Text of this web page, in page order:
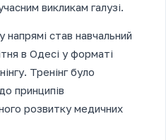
викликам галузі.
став навчальний
в Одесі у форматі
Тренінг було
принципів
розвитку медичних